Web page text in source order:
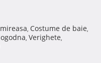
, Costume de baie,
, Verighete,